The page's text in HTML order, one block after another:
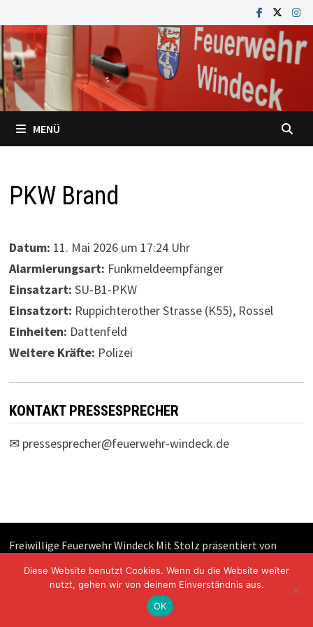
Inhalt
springen
MENÜ
PKW Brand
Datum: 11. Mai 2026 um 17:24 Uhr
Alarmierungsart: Funkmeldeempfänger
Einsatzart: SU-B1-PKW
Einsatzort: Ruppichterother Strasse (K55), Rossel
Einheiten: Dattenfeld
Weitere Kräfte: Polizei
KONTAKT PRESSESPRECHER
✉ pressesprecher@feuerwehr-windeck.de
Freiwillige Feuerwehr Windeck Mit Stolz präsentiert von
Diese Website benutzt Cookies. Wenn du die Website weiter
nutzt, gehen wir von deinem Einverständnis aus.
OK